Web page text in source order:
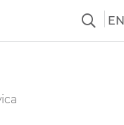
EN